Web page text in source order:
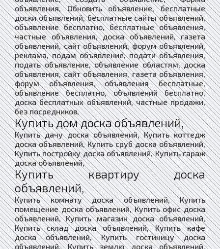
объявления, Обновить объявление, бесплатные
доски объявлений, бесплатные сайты объявлений,
объявление бесплатно, бесплатные объявления,
частные объявления, доска объявлений, газета
объявлений, сайт объявлений, форум объявлений,
реклама, подам объявление, подати объявления,
подать объявление, объявление областям, доска
объявления, сайт объявления, газета объявления,
форум объявления, объявления бесплатные,
объявление бесплатно, объявлений бесплатно,
доска бесплатных объявлений, частные продажи,
без посредников,
Купить дом доска объявлений,
Купить дачу доска объявлений, Купить коттедж
доска объявлений, Купить сруб доска объявлений,
Купить постройку доска объявлений, Купить гараж
доска объявлений,
Купить квартиру доска
объявлений,
Купить комнату доска объявлений, Купить
помещение доска объявлений, Купить офис доска
объявлений, Купить магазин доска объявлений,
Купить склад доска объявлений, Купить кафе
доска объявлений, Купить гостиницу доска
объявлений, Купить землю доска объявлений,